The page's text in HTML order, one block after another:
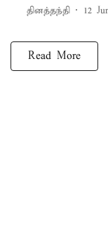
தினத்தந்தி 12
Read More